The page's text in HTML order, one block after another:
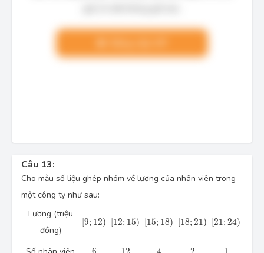
Câu 13:
Cho mẫu số liệu ghép nhóm về lương của nhân viên trong
một công ty như sau:
Lương (triệu
đồng)
[9; 12)
[9 ; 12) [12; 15)
[12 ; 15) [15; 18)
[15 ; 18) [18; 21)
[18 ; 21) [21; 24)
[21 ; 24)
6 12 4 2 1